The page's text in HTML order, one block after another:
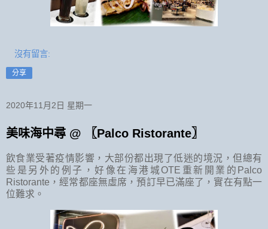
沒有留言:
分享
2020年11月2日 星期一
美味海中尋 @ 〖Palco Ristorante〗
飲食業受著疫情影響，大部份都出現了低迷的境況，但總有
些是另外的例子，好像在海港城OTE 重新開業的 Palco
Ristorante ，經常都座無虛席，預訂早已滿座了，實在有點一
位難求。